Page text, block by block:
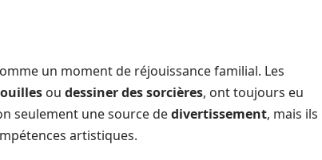
un moment de réjouissance familial. Les
ou dessiner des sorcières, ont toujours eu
seulement une source dedivertissement, mais ils
artistiques.